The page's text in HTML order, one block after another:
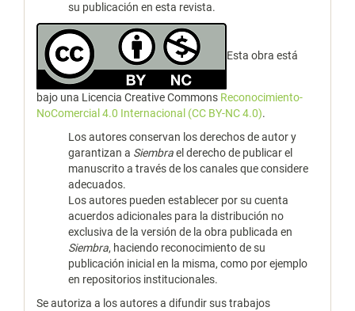
su publicación en esta revista.
Esta obra está
bajo una Licencia Creative Commons Reconocimiento-
NoComercial 4.0 Internacional (CC BY-NC 4.0).
Los autores conservan los derechos de autor y
garantizan a Siembrael derecho de publicar el
manuscrito a través de los canales que considere
adecuados.
Los autores pueden establecer por su cuenta
acuerdos adicionales para la distribución no
exclusiva de la versión de la obra publicada en
Siembra, haciendo reconocimiento de su
publicación inicial en la misma, como por ejemplo
en repositorios institucionales.
Se autoriza a los autores a difundir sus trabajos